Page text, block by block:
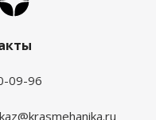
09-96